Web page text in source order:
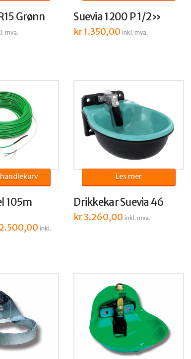
Grønn
mva.
Suevia 1200 P 1/2»
kr1.350,00 inkl. mva.
105m
Nåværende
pris
inkl.
handlekurv
Drikkekar Suevia 46
kr3.260,00 inkl. mva.
Les mer